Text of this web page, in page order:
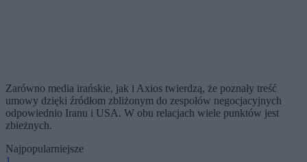
Zarówno media irańskie, jak i Axios twierdzą, że poznały treść
umowy dzięki źródłom zbliżonym do zespołów negocjacyjnych
odpowiednio Iranu i USA. W obu relacjach wiele punktów jest
zbieżnych.
Najpopularniejsze